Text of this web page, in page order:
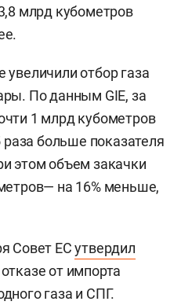
млрд кубометров
отбор газа
По данным GIE, за
1 млрд кубометров
раза больше показателя
этом объем закачки
на 16% меньше,
Совет ЕСутвердил
от импорта
газа и СПГ.